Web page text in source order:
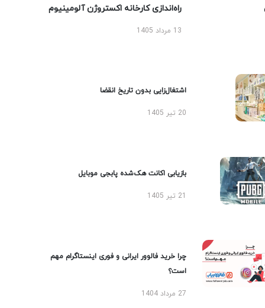
راه‌اندازی کارخانه اکستروژن آلومینیوم
13 مرداد 1405
اشتغال‌زایی بدون تاریخ انقضا
20 تیر 1405
بازیابی اکانت هک‌شده پابجی موبایل
چرا خرید فالوور ایرانی و فوری اینستاگرام مهم
است؟
27 مرداد 1404